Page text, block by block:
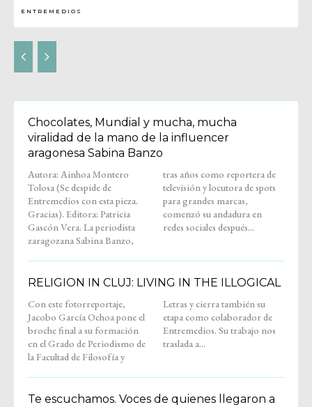
ENTREMEDIOS
Chocolates, Mundial y mucha, mucha
viralidad de la mano de la influencer
aragonesa Sabina Banzo
Autora: Ainhoa Montero
Tolosa (Se despide de
Entremedios con esta pieza.
Gracias). Editora: Patricia
Gascón Vera. La periodista
zaragozana Sabina Banzo,
tras años como reportera de
televisión y locutora de spots
para grandes marcas,
comenzó su andadura en
redes sociales después...
RELIGION IN CLUJ: LIVING IN THE ILLOGICAL
Con este fotorreportaje,
Jacobo García Ochoa pone el
broche final a su formación
en el Grado de Periodismo de
la Facultad de Filosofía y
Letras y cierra también su
etapa como colaborador de
Entremedios. Su trabajo nos
traslada a...
Te escuchamos. Voces de quienes llegaron a